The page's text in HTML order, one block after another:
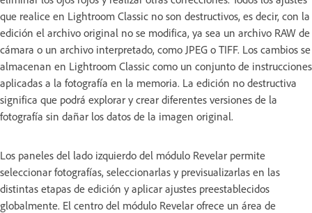
que realice en Lightroom Classic no son destructivos, es decir, con la
edición el archivo original no se modifica, ya sea un archivo RAW de
cámara o un archivo interpretado, como JPEG o TIFF. Los cambios se
almacenan en Lightroom Classic como un conjunto de instrucciones
aplicadas a la fotografía en la memoria. La edición no destructiva
significa que podrá explorar y crear diferentes versiones de la
fotografía sin dañar los datos de la imagen original.
Los paneles del lado izquierdo del módulo Revelar permite
seleccionar fotografías, seleccionarlas y previsualizarlas en las
distintas etapas de edición y aplicar ajustes preestablecidos
globalmente. El centro del módulo Revelar ofrece un área de